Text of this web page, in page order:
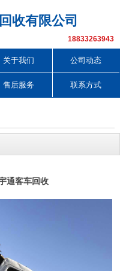
收有限公司
18833263943
关于我们 公司动态
售后服务 联系方式
通客车回收